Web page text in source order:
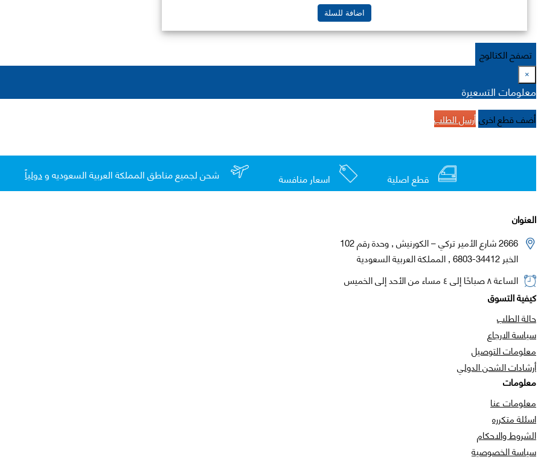
اضافة للسلة
تصفح الكتالوج
×
معلومات التسعيرة
أضف قطع اخرىأرسل الطلب
قطع اصلية اسعار منافسة شحن لجميع مناطق المملكة العربية السعوديه ودولياً
العنوان
2666 شارع الأمير تركي – الكورنيش , وحدة رقم 102
الخبر 34412-6803 , المملكة العربية السعودية
الساعة ٨ صباحًا إلى ٤ مساء من الأحد إلى الخميس
كيفية التسوق
حالة الطلب
سياسة الارجاع
معلومات التوصيل
أرشادات الشحن الدولي
معلومات
معلومات عنا
اسئلة متكرره
الشروط والاحكام
سياسة الخصوصية